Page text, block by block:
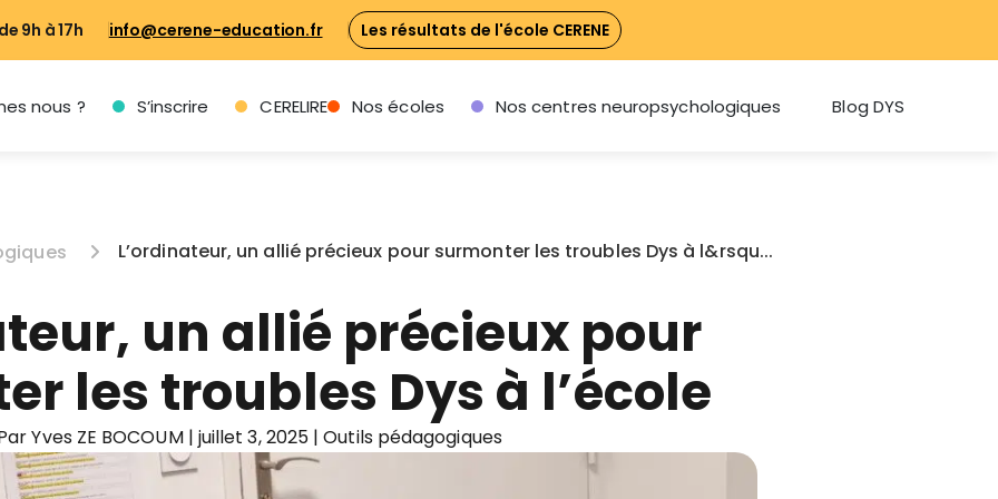
de 9h à 17h info@cerene-education.fr Les résultats de l'école CERENE
nous ? S’inscrire CERELIRE Nos écoles Nos centres neuropsychologiques Blog DYS
L’ordinateur, un allié précieux pour surmonter les troubles Dys à l&rsqu...
un allié précieux pour
les troubles Dys à l’école
Yves ZE BOCOUM| juillet 3, 2025 |Outils pédagogiques